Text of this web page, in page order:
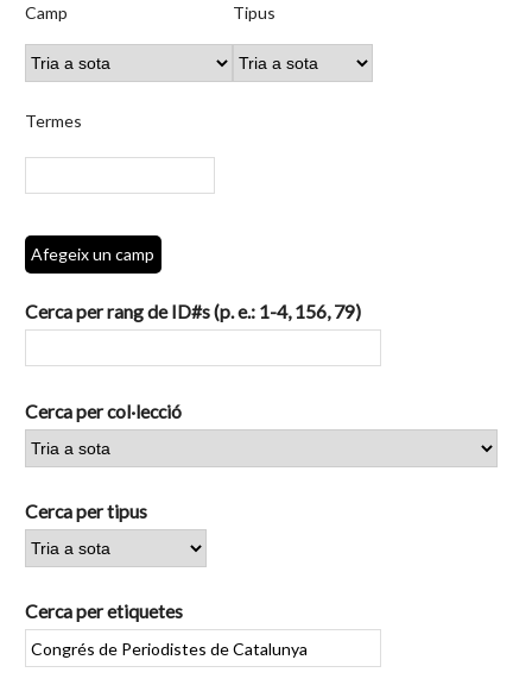
files
a
"Cerca
camps
de
cerca
de
cerca
de
cerca
Joiner
Camp Tipus
Termes
Afegeix un camp
Cerca per rang de ID#s (p. e.: 1-4, 156, 79)
Cerca per col·lecció
Cerca per tipus
Cerca per etiquetes